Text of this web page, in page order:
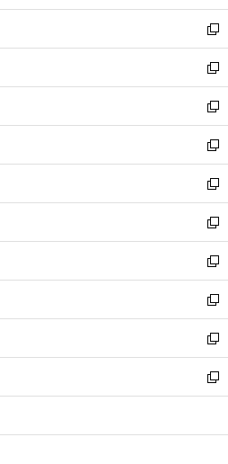
開
く
ウ
で
開
く
ン
ド
ウ
で
開
く
ウ
ィ
ン
ド
ウ
で
開
く
新
し
い
ウ
ィ
ン
ド
ウ
で
開
く
新
し
い
ウ
ィ
ン
ド
ウ
で
開
く
新
し
い
ウ
ィ
ン
ド
ウ
で
開
く
新
し
い
ウ
ィ
ン
ド
ウ
で
開
く
新
し
い
ウ
ィ
ン
ド
ウ
で
開
く
新
し
い
ウ
ィ
ン
ド
ウ
で
開
新
し
い
ウ
ィ
ン
ド
ウ
開
新
し
い
ウ
ィ
ン
ウ
新
し
い
ウ
ン
新
し
ウ